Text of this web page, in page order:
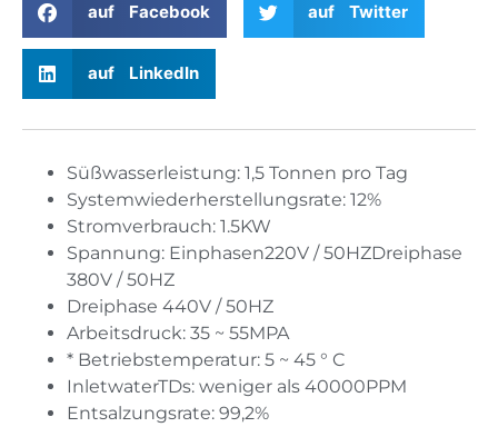
auf Facebook auf Twitter
auf LinkedIn
Süßwasserleistung: 1,5 Tonnen pro Tag
Systemwiederherstellungsrate: 12%
Stromverbrauch: 1.5KW
Spannung: Einphasen220V / 50HZDreiphase
380V / 50HZ
Dreiphase 440V / 50HZ
Arbeitsdruck: 35 ~ 55MPA
* Betriebstemperatur: 5 ~ 45 ° C
InletwaterTDs: weniger als 40000PPM
Entsalzungsrate: 99,2%